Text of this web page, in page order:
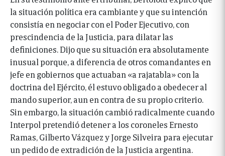
la situación política era cambiante y que su intención
consistía en negociar con el Poder Ejecutivo, con
prescindencia de la Justicia, para dilatar las
definiciones. Dijo que su situación era absolutamente
inusual porque, a diferencia de otros comandantes en
jefe en gobiernos que actuaban «a rajatabla» con la
doctrina del Ejército, él estuvo obligado a obedecer al
mando superior, aun en contra de su propio criterio.
Sin embargo, la situación cambió radicalmente cuando
Interpol pretendió detener a los coroneles Ernesto
Ramas, Gilberto Vázquez y Jorge Silveira para ejecutar
un pedido de extradición de la Justicia argentina.